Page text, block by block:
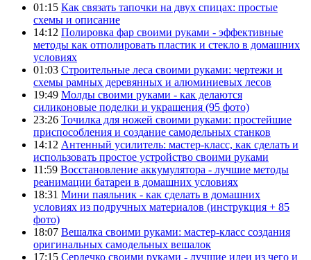
01:15 Как связать тапочки на двух спицах: простые
схемы и описание
14:12 Полировка фар своими руками - эффективные
методы как отполировать пластик и стекло в домашних
условиях
01:03 Строительные леса своими руками: чертежи и
схемы рамных деревянных и алюминиевых лесов
19:49 Молды своими руками - как делаются
силиконовые поделки и украшения (95 фото)
23:26 Точилка для ножей своими руками: простейшие
приспособления и создание самодельных станков
14:12 Антенный усилитель: мастер-класс, как сделать и
использовать простое устройство своими руками
11:59 Восстановление аккумулятора - лучшие методы
реанимации батареи в домашних условиях
18:31 Мини паяльник - как сделать в домашних
условиях из подручных материалов (инструкция + 85
фото)
18:07 Вешалка своими руками: мастер-класс создания
оригинальных самодельных вешалок
17:15 Сердечко своими руками - лучшие идеи из чего и